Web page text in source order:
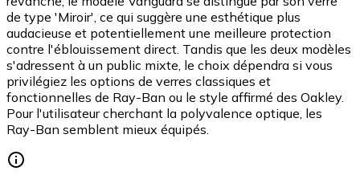
de type 'Miroir', ce qui suggère une esthétique plus
audacieuse et potentiellement une meilleure protection
contre l'éblouissement direct. Tandis que les deux modèles
s'adressent à un public mixte, le choix dépendra si vous
privilégiez les options de verres classiques et
fonctionnelles de Ray-Ban ou le style affirmé des Oakley.
Pour l'utilisateur cherchant la polyvalence optique, les
Ray-Ban semblent mieux équipés.